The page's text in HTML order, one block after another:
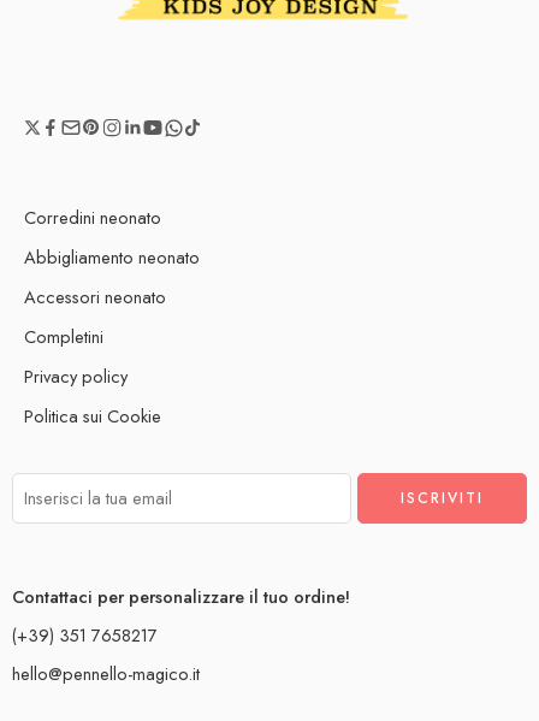
Corredini neonato
Abbigliamento neonato
Accessori neonato
Completini
Privacy policy
Politica sui Cookie
Contattaci per personalizzare il tuo ordine!
(+39) 351 7658217
hello@pennello-magico.it